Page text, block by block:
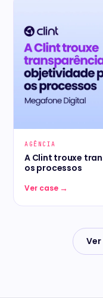
AGÊNCIA
A Clint trouxe
os processos
Ver case →